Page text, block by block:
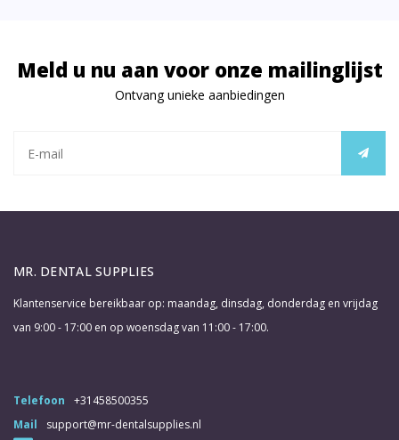
Meld u nu aan voor onze mailinglijst
Ontvang unieke aanbiedingen
MR. DENTAL SUPPLIES
Klantenservice bereikbaar op: maandag, dinsdag, donderdag en vrijdag
van 9:00 - 17:00 en op woensdag van 11:00 - 17:00.
Telefoon
+31458500355
Mail
support@mr-dentalsupplies.nl